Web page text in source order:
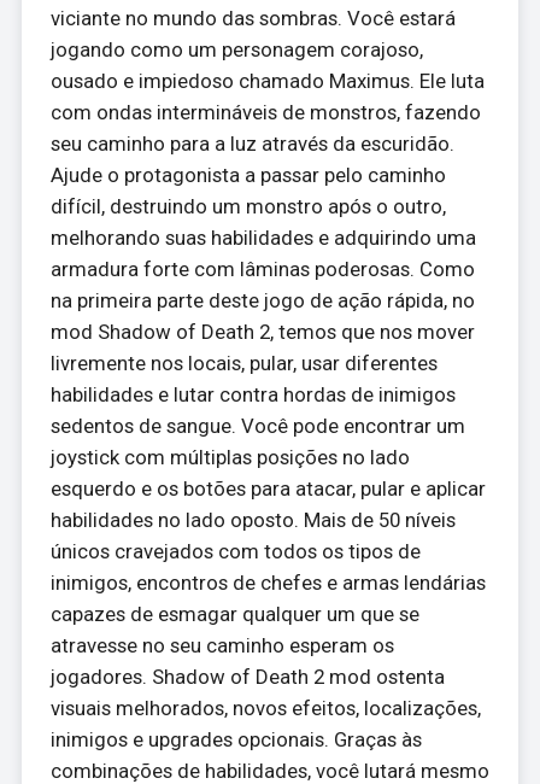
viciante no mundo das sombras. Você estará
jogando como um personagem corajoso,
ousado e impiedoso chamado Maximus. Ele luta
com ondas intermináveis de monstros, fazendo
seu caminho para a luz através da escuridão.
Ajude o protagonista a passar pelo caminho
difícil, destruindo um monstro após o outro,
melhorando suas habilidades e adquirindo uma
armadura forte com lâminas poderosas. Como
na primeira parte deste jogo de ação rápida, no
mod Shadow of Death 2, temos que nos mover
livremente nos locais, pular, usar diferentes
habilidades e lutar contra hordas de inimigos
sedentos de sangue. Você pode encontrar um
joystick com múltiplas posições no lado
esquerdo e os botões para atacar, pular e aplicar
habilidades no lado oposto. Mais de 50 níveis
únicos cravejados com todos os tipos de
inimigos, encontros de chefes e armas lendárias
capazes de esmagar qualquer um que se
atravesse no seu caminho esperam os
jogadores. Shadow of Death 2 mod ostenta
visuais melhorados, novos efeitos, localizações,
inimigos e upgrades opcionais. Graças às
combinações de habilidades, você lutará mesmo